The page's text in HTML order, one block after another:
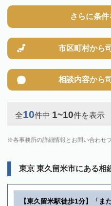
さらに条
市区町村から
相談内容から
全10件中 1~10件を表示
各事務所の詳細情報とお問い合わせ
東京 東久留米市にある相
【東久留米駅徒歩1分】「ま